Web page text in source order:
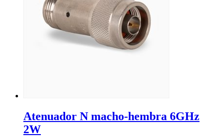
Atenuador N macho-hembra 6GHz
2W